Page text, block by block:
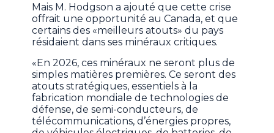
Mais M. Hodgson a ajouté que cette crise
offrait une opportunité au Canada, et que
certains des «meilleurs atouts» du pays
résidaient dans ses minéraux critiques.
«En 2026, ces minéraux ne seront plus de
simples matières premières. Ce seront des
atouts stratégiques, essentiels à la
fabrication mondiale de technologies de
défense, de semi-conducteurs, de
télécommunications, d’énergies propres,